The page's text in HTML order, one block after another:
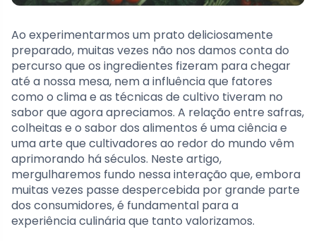
Ao experimentarmos um prato deliciosamente
preparado, muitas vezes não nos damos conta do
percurso que os ingredientes fizeram para chegar
até a nossa mesa, nem a influência que fatores
como o clima e as técnicas de cultivo tiveram no
sabor que agora apreciamos. A relação entre safras,
colheitas e o sabor dos alimentos é uma ciência e
uma arte que cultivadores ao redor do mundo vêm
aprimorando há séculos. Neste artigo,
mergulharemos fundo nessa interação que, embora
muitas vezes passe despercebida por grande parte
dos consumidores, é fundamental para a
experiência culinária que tanto valorizamos.